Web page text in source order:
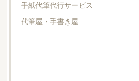
手紙代筆代行サービス
代筆屋・手書き屋